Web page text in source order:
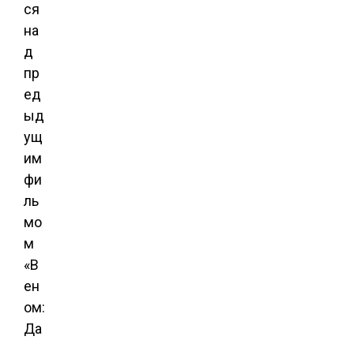
ся
на
д
пр
ед
ыд
ущ
им
фи
ль
мо
м
«В
ен
ом:
Да